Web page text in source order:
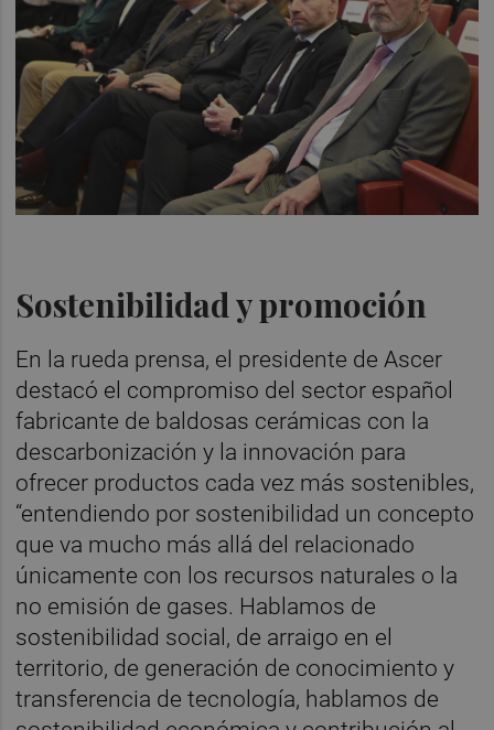
Sostenibilidad y promoción
En la rueda prensa, el presidente de Ascer
destacó el compromiso del sector español
fabricante de baldosas cerámicas con la
descarbonización y la innovación para
ofrecer productos cada vez más sostenibles,
“entendiendo por sostenibilidad un concepto
que va mucho más allá del relacionado
únicamente con los recursos naturales o la
no emisión de gases. Hablamos de
sostenibilidad social, de arraigo en el
territorio, de generación de conocimiento y
transferencia de tecnología, hablamos de